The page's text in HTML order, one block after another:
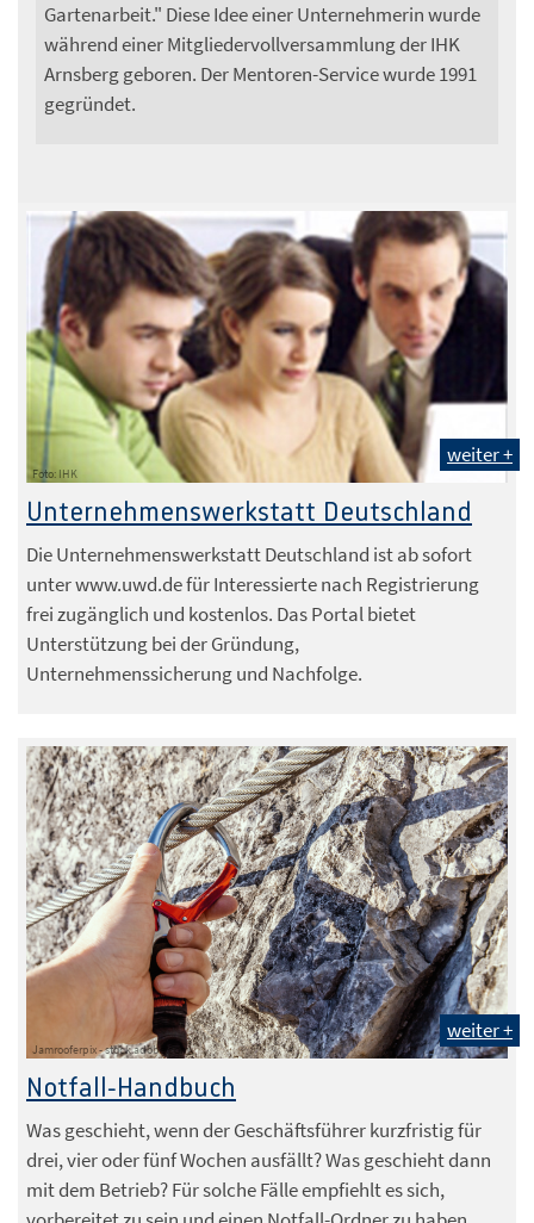
Gartenarbeit." Diese Idee einer Unternehmerin wurde
während einer Mitgliedervollversammlung der IHK
Arnsberg geboren. Der Mentoren-Service wurde 1991
gegründet.
Foto: IHK
weiter +
Unternehmenswerkstatt Deutschland
Die Unternehmenswerkstatt Deutschland ist ab sofort
unter www.uwd.de für Interessierte nach Registrierung
frei zugänglich und kostenlos. Das Portal bietet
Unterstützung bei der Gründung,
Unternehmenssicherung und Nachfolge.
Jamrooferpix - stock.adobe.com
weiter +
Notfall-Handbuch
Was geschieht, wenn der Geschäftsführer kurzfristig für
drei, vier oder fünf Wochen ausfällt? Was geschieht dann
mit dem Betrieb? Für solche Fälle empfiehlt es sich,